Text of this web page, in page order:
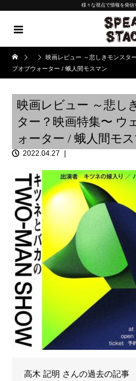
様々な視点で情報を発信
映画レビュー ～悲しきモンスタ
プオブウォーター / 蛾人間モスマン
映画レビュー ～悲し
ター？映画特集〜 ウ
ォーター / 蛾人間モ
2022.04.27
高木 記明 さんの過去の記事